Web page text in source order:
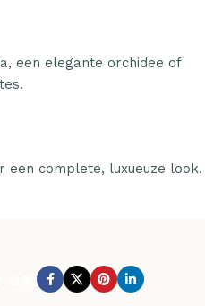
een elegante orchidee of
een complete, luxueuze look.